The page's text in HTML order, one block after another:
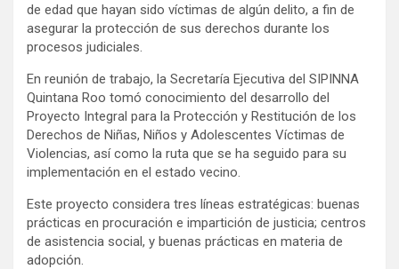
de edad que hayan sido víctimas de algún delito, a fin de
asegurar la protección de sus derechos durante los
procesos judiciales.
En reunión de trabajo, la Secretaría Ejecutiva del SIPINNA
Quintana Roo tomó conocimiento del desarrollo del
Proyecto Integral para la Protección y Restitución de los
Derechos de Niñas, Niños y Adolescentes Víctimas de
Violencias, así como la ruta que se ha seguido para su
implementación en el estado vecino.
Este proyecto considera tres líneas estratégicas: buenas
prácticas en procuración e impartición de justicia; centros
de asistencia social, y buenas prácticas en materia de
adopción.